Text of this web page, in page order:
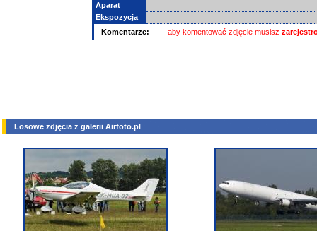
Aparat
Ekspozycja
Komentarze:
aby komentować zdjęcie musisz
Losowe zdjęcia z galerii Airfoto.pl